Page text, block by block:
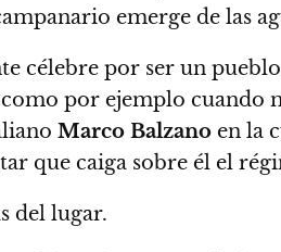
emerge de las
célebre por ser un
por ejemplo
Marco Balzano en la
que caiga sobre él el
del lugar.